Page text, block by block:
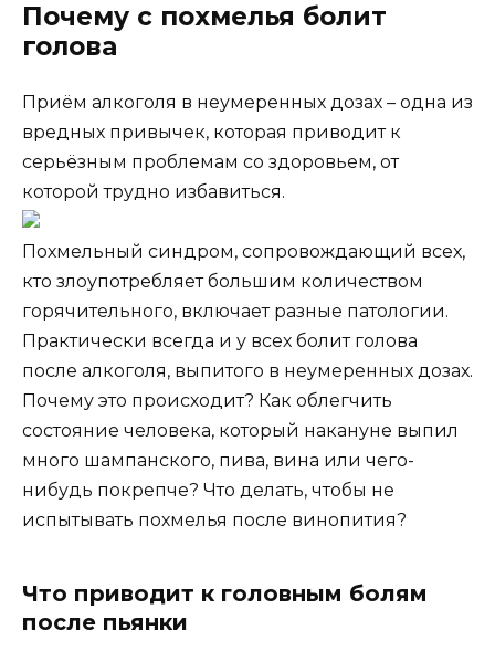
Почему с похмелья болит
голова
Приём алкоголя в неумеренных дозах – одна из
вредных привычек, которая приводит к
серьёзным проблемам со здоровьем, от
которой трудно избавиться.
Похмельный синдром, сопровождающий всех,
кто злоупотребляет большим количеством
горячительного, включает разные патологии.
Практически всегда и у всех болит голова
после алкоголя, выпитого в неумеренных дозах.
Почему это происходит? Как облегчить
состояние человека, который накануне выпил
много шампанского, пива, вина или чего-
нибудь покрепче? Что делать, чтобы не
испытывать похмелья после винопития?
Что приводит к головным болям
после пьянки